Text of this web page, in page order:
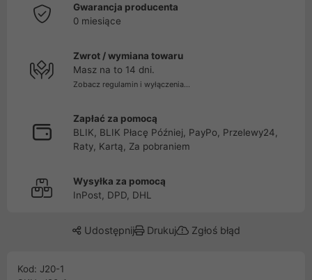
Gwarancja producenta
0 miesiące
Zwrot / wymiana towaru
Masz na to 14 dni.
Zobacz regulamin i wyłączenia...
Zapłać za pomocą
BLIK, BLIK Płacę Później, PayPo, Przelewy24,
Raty, Kartą, Za pobraniem
Wysyłka za pomocą
InPost, DPD, DHL
Udostępnij Drukuj Zgłoś błąd
Kod: J20-1